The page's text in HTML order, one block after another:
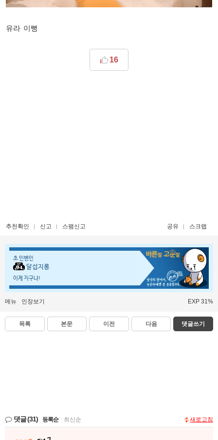
유라 이뻥
16
추천확인 신고 스팸신고 공유 스크랩
초 인벤인
달섭지롱
이게 지구냐!
메뉴 인장보기 EXP 31%
목록 본문 이전 다음 댓글쓰기
댓글(31) 등록순 최신순 새로고침